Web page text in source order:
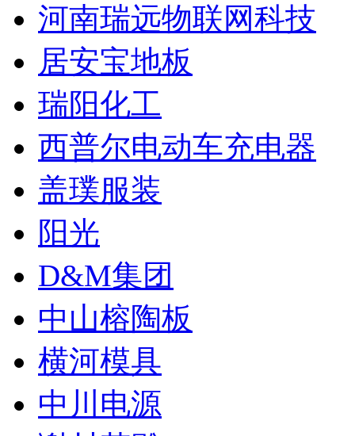
河南瑞远物联网科技
居安宝地板
瑞阳化工
西普尔电动车充电器
盖璞服装
阳光
D&M集团
中山榕陶板
横河模具
中川电源